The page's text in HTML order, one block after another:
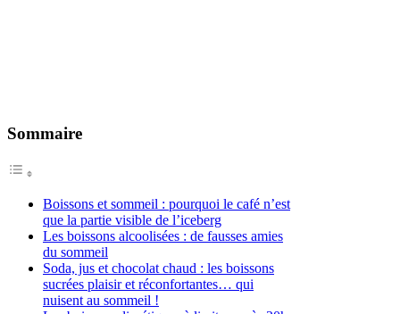
Sommaire
Boissons et sommeil : pourquoi le café n’est
que la partie visible de l’iceberg
Les boissons alcoolisées : de fausses amies
du sommeil
Soda, jus et chocolat chaud : les boissons
sucrées plaisir et réconfortantes… qui
nuisent au sommeil !